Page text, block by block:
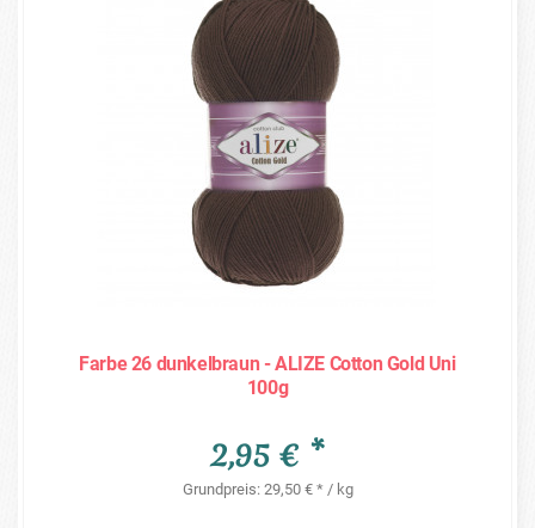
Farbe 26 dunkelbraun - ALIZE Cotton Gold Uni
100g
2,95 € *
Grundpreis: 29,50 € * / kg